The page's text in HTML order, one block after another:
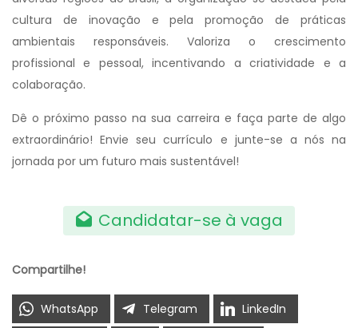
cultura de inovação e pela promoção de práticas
ambientais responsáveis. Valoriza o crescimento
profissional e pessoal, incentivando a criatividade e a
colaboração.
Dê o próximo passo na sua carreira e faça parte de algo
extraordinário! Envie seu currículo e junte-se a nós na
jornada por um futuro mais sustentável!
Candidatar-se à vaga
Compartilhe!
WhatsApp Telegram LinkedIn